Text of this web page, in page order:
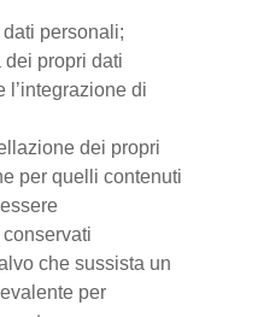
personali;
dei propri dati
l’integrazione di
dei propri
per quelli contenuti
che sussista un
per